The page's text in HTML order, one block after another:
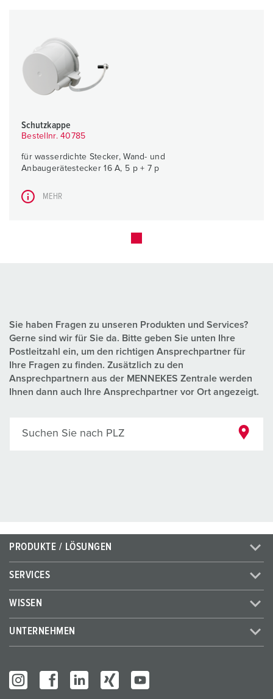
Schutzkappe
Bestellnr. 40785
für wasserdichte Stecker, Wand- und
Anbaugerätestecker 16 A, 5 p + 7 p
MEHR
Sie haben Fragen zu unseren Produkten und Services?
Gerne sind wir für Sie da. Bitte geben Sie unten Ihre
Postleitzahl ein, um den richtigen Ansprechpartner für
Ihre Fragen zu finden. Zusätzlich zu den
Ansprechpartnern aus der MENNEKES Zentrale werden
Ihnen dann auch Ihre Ansprechpartner vor Ort angezeigt.
Suchen Sie nach PLZ
PRODUKTE / LÖSUNGEN
SERVICES
WISSEN
UNTERNEHMEN